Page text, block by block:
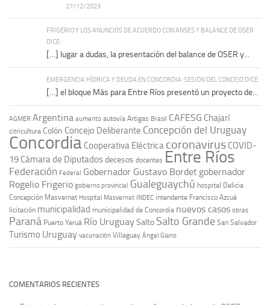
27/12/2023
FRIGERIO Y LOS ANUNCIOS DE ACUERDO CON ANSES Y BALANCE DE OSER
DICE:
[…] lugar a dudas, la presentación del balance de OSER y...
EMERGENCIA HÍDRICA Y DEUDA EN CONCORDIA: SESIÓN DEL CONCEJO DICE:
[…] el bloque Más para Entre Ríos presentó un proyecto de...
AGMER Argentina aumento autovía Artigas Brasil CAFESG Chajarí
citricultura Colón Concejo Deliberante Concepción del Uruguay
Concordia Cooperativa Eléctrica coronavirus COVID-
19 Cámara de Diputadosdecesos docentes Entre Ríos
Federación Federal Gobernador Gustavo Bordet gobernador
Rogelio Frigerio gobierno provincial Gualeguaychú hospital Delicia
Concepción Masvernat Hospital Masvernat INDEC intendente Francisco Azcué
licitación municipalidad municipalidad de Concordia nuevos casos obras
Paraná Puerto Yeruá Río UruguaySalto Salto Grande San Salvador
Turismo Uruguay vacunación Villaguay Ángel Giano
COMENTARIOS RECIENTES